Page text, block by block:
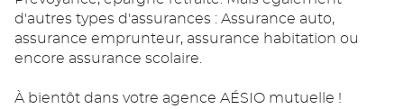
d'autres types d'assurances : Assurance auto,
assurance emprunteur, assurance habitation ou
encore assurance scolaire.
À bientôt dans votre agence AÉSIO mutuelle !